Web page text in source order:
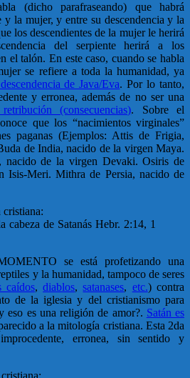
(dicho parafraseando) que habrá
y la mujer, y entre su descendencia y la
los descendientes de la mujer le herirá
del serpiente herirá a los
el talón. En este caso, cuando se habla
se refiere a toda la humanidad, ya
de Java/Eva. Por lo tanto,
y erronea, además de no ser una
(consecuencias). Sobre el
que los “nacimientos virginales”
paganas (Ejemplos: Attis de Frigia,
de India, nacido de la virgen Maya.
nacido de la virgen Devaki. Osiris de
Isis-Meri. Mithra de Persia, nacido de
cristiana:
cabeza de Satanás Hebr. 2:14, 1
se está profetizando una
y la humanidad, tampoco de seres
caídos,diablos,satanases, etc.) contra
de la iglesia y del cristianismo para
eso es una religión de amor?. Satán es
a la mitología cristiana. Esta 2da
erronea, sin sentido y